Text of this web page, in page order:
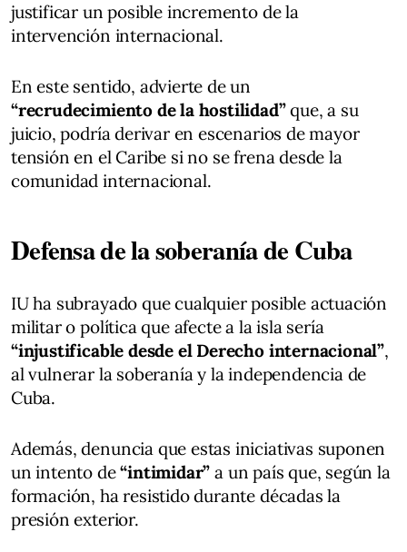
justificar un posible incremento de la
intervención internacional.
En este sentido, advierte de un
“recrudecimiento de la hostilidad”que, a su
juicio, podría derivar en escenarios de mayor
tensión en el Caribe si no se frena desde la
comunidad internacional.
Defensa de la soberanía de Cuba
IU ha subrayado que cualquier posible actuación
militar o política que afecte a la isla sería
“injustificable desde el Derecho internacional”,
al vulnerar la soberanía y la independencia de
Cuba.
Además, denuncia que estas iniciativas suponen
un intento de“intimidar” a un país que, según la
formación, ha resistido durante décadas la
presión exterior.